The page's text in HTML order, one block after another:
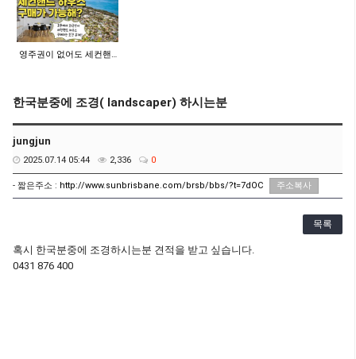
영주권이 없어도 세컨핸…
한국분중에 조경( landscaper) 하시는분
jungjun
2025.07.14 05:44 2,336 0
- 짧은주소 : http://www.sunbrisbane.com/brsb/bbs/?t=7dOC 주소복사
목록
혹시 한국분중에 조경하시는분 견적을 받고 싶습니다.
0431 876 400